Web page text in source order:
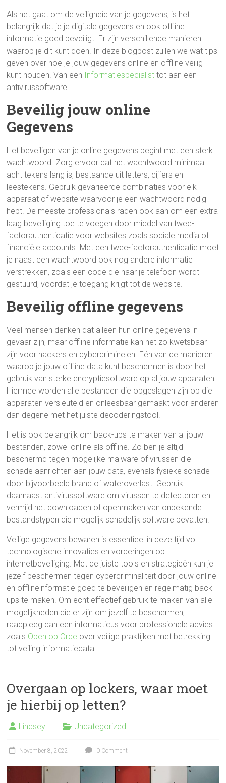
Als het gaat om de veiligheid van je gegevens, is het
belangrijk dat je je digitale gegevens en ook offline
informatie goed beveiligt. Er zijn verschillende manieren
waarop je dit kunt doen. In deze blogpost zullen we wat tips
geven over hoe je jouw gegevens online en offline veilig
kunt houden. Van een Informatiespecialist tot aan een
antivirussoftware.
Beveilig jouw online
Gegevens
Het beveiligen van je online gegevens begint met een sterk
wachtwoord. Zorg ervoor dat het wachtwoord minimaal
acht tekens lang is, bestaande uit letters, cijfers en
leestekens. Gebruik gevarieerde combinaties voor elk
apparaat of website waarvoor je een wachtwoord nodig
hebt. De meeste professionals raden ook aan om een extra
laag beveiliging toe te voegen door middel van twee-
factorauthenticatie voor websites zoals sociale media of
financiële accounts. Met een twee-factorauthenticatie moet
je naast een wachtwoord ook nog andere informatie
verstrekken, zoals een code die naar je telefoon wordt
gestuurd, voordat je toegang krijgt tot de website.
Beveilig offline gegevens
Veel mensen denken dat alleen hun online gegevens in
gevaar zijn, maar offline informatie kan net zo kwetsbaar
zijn voor hackers en cybercriminelen. Eén van de manieren
waarop je jouw offline data kunt beschermen is door het
gebruik van sterke encryptiesoftware op al jouw apparaten.
Hiermee worden alle bestanden die opgeslagen zijn op die
apparaten versleuteld en onleesbaar gemaakt voor anderen
dan degene met het juiste decoderingstool.
Het is ook belangrijk om back-ups te maken van al jouw
bestanden, zowel online als offline. Zo ben je altijd
beschermd tegen mogelijke malware of virussen die
schade aanrichten aan jouw data, evenals fysieke schade
door bijvoorbeeld brand of wateroverlast. Gebruik
daarnaast antivirussoftware om virussen te detecteren en
vermijd het downloaden of openmaken van onbekende
bestandstypen die mogelijk schadelijk software bevatten.
Veilige gegevens bewaren is essentieel in deze tijd vol
technologische innovaties en vorderingen op
internetbeveiliging. Met de juiste tools en strategieën kun je
jezelf beschermen tegen cybercriminaliteit door jouw online-
en offlineinformatie goed te beveiligen en regelmatig back-
ups te maken. Om echt effectief gebruik te maken van alle
mogelijkheden die er zijn om jezelf te beschermen,
raadpleeg dan een informaticus voor professionele advies
zoals Open op Orde over veilige praktijken met betrekking
tot veiling informatiedata!
Overgaan op lockers, waar moet
je hierbij op letten?
Lindsey Uncategorized
November 8, 2022 0 Comment